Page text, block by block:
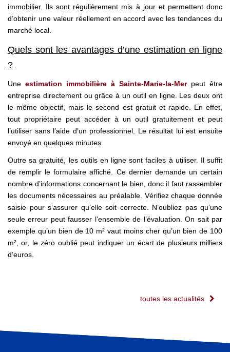
immobilier. Ils sont régulièrement mis à jour et permettent donc
d’obtenir une valeur réellement en accord avec les tendances du
marché local.
Quels sont les avantages d’une estimation en ligne
?
Une estimation immobilière à Sainte-Marie-la-Merpeut être
entreprise directement ou grâce à un outil en ligne. Les deux ont
le même objectif, mais le second est gratuit et rapide. En effet,
tout propriétaire peut accéder à un outil gratuitement et peut
l’utiliser sans l’aide d’un professionnel. Le résultat lui est ensuite
envoyé en quelques minutes.
Outre sa gratuité, les outils en ligne sont faciles à utiliser. Il suffit
de remplir le formulaire affiché. Ce dernier demande un certain
nombre d’informations concernant le bien, donc il faut rassembler
les documents nécessaires au préalable. Vérifiez chaque donnée
saisie pour s’assurer qu’elle soit correcte. N’oubliez pas qu’une
seule erreur peut fausser l’ensemble de l’évaluation. On sait par
exemple qu’un bien de 10 m² vaut moins cher qu’un bien de 100
m², or, le zéro oublié peut indiquer un écart de plusieurs milliers
d’euros.
toutes les actualités